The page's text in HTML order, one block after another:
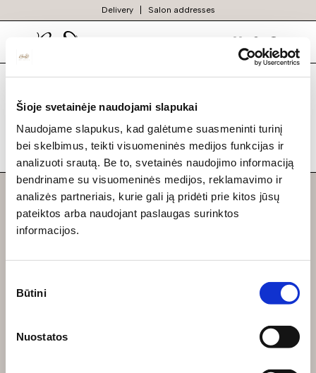
Šioje svetainėje naudojami slapukai
Naudojame slapukus, kad galėtume suasmeninti turinį
bei skelbimus, teikti visuomeninės medijos funkcijas ir
analizuoti srautą. Be to, svetainės naudojimo informaciją
bendriname su visuomeninės medijos, reklamavimo ir
analizės partneriais, kurie gali ją pridėti prie kitos jūsų
pateiktos arba naudojant paslaugas surinktos
informacijos.
pasirinkimas
Būtini
Nuostatos
Delivery Salon addresses
Prekių
paieška
Products cart is
emty
ATGAL Į PARDUOTUVĘ
Navigation
Kolekcijos
About us
Information